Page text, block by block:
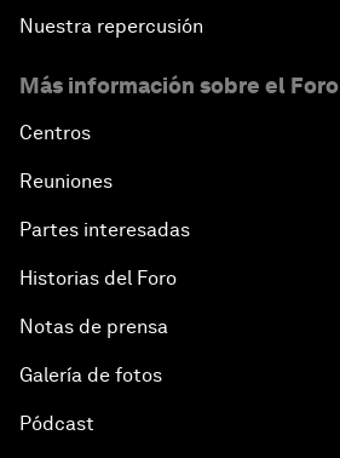
Nuestra repercusión
Más información sobre el Foro
Centros
Reuniones
Partes interesadas
Historias del Foro
Notas de prensa
Galería de fotos
Pódcast